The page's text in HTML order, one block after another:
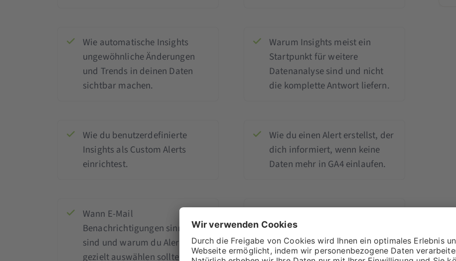
Wie automatische Insights
ungewöhnliche Änderungen
und Trends in deinen Daten
sichtbar machen.
Warum Insights meist ein
Startpunkt für weitere
Datenanalyse sind und nicht
die komplette Antwort liefern.
Wie du benutzerdefinierte
Insights als Custom Alerts
einrichtest.
Wie du einen Alert erstellst, der
dich informiert, wenn keine
Daten mehr in GA4 einlaufen.
Wann E-Mail
Benachrichtigungen sinnvoll
sind und warum du Alerts
gezielt auswählen solltest.
und wie sie wesentliche
Änderungen textlich einordnen
können.